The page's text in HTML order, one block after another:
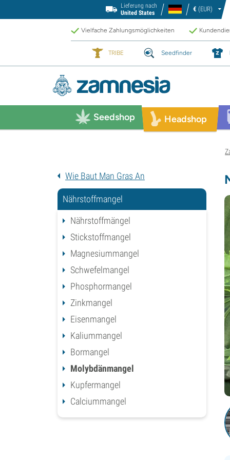
Lieferung nach
United States
€ (EUR)
Vielfache Zahlungsmöglichkeiten
TRIBE Seedfinder
Seedshop Headshop
Wie Baut Man Gras An
Nährstoffmangel
Nährstoffmängel
Stickstoffmangel
Magnesiummangel
Schwefelmangel
Phosphormangel
Zinkmangel
Eisenmangel
Kaliummangel
Bormangel
Molybdänmangel
Kupfermangel
Calciummangel